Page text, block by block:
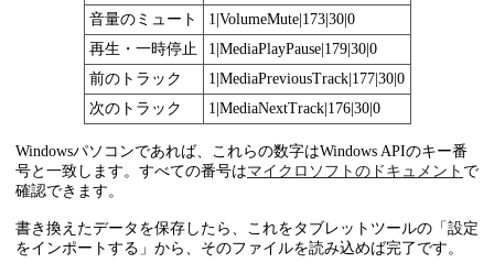
音量のミュート
1|VolumeMute|173|30|0
再生・一時停止
1|MediaPlayPause|179|30|0
前のトラック
1|MediaPreviousTrack|177|30|0
次のトラック
1|MediaNextTrack|176|30|0
Windowsパソコンであれば、これらの数字はWindows APIのキー番
号と一致します。すべての番号はマイクロソフトのドキュメント で
確認できます。
書き換えたデータを保存したら、これをタブレットツールの「設定
をインポートする」から、そのファイルを読み込めば完了です。